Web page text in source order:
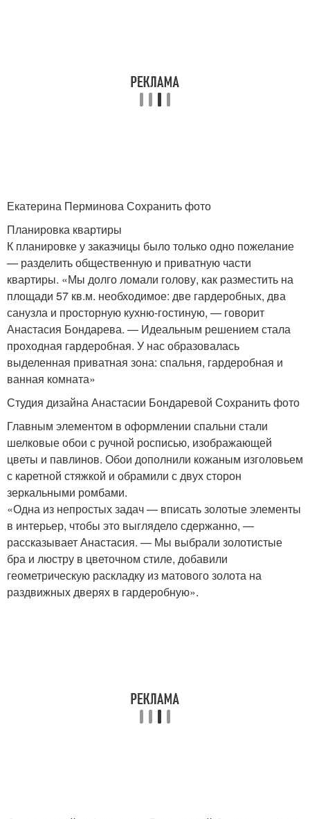
Екатерина Перминова Сохранить фото
Планировка квартиры
К планировке у заказчицы было только одно пожелание
— разделить общественную и приватную части
квартиры. «Мы долго ломали голову, как разместить на
площади 57 кв.м. необходимое: две гардеробных, два
санузла и просторную кухню-гостиную, — говорит
Анастасия Бондарева. — Идеальным решением стала
проходная гардеробная. У нас образовалась
выделенная приватная зона: спальня, гардеробная и
ванная комната»
Студия дизайна Анастасии Бондаревой Сохранить фото
Главным элементом в оформлении спальни стали
шелковые обои с ручной росписью, изображающей
цветы и павлинов. Обои дополнили кожаным изголовьем
с каретной стяжкой и обрамили с двух сторон
зеркальными ромбами.
«Одна из непростых задач — вписать золотые элементы
в интерьер, чтобы это выглядело сдержанно, —
рассказывает Анастасия. — Мы выбрали золотистые
бра и люстру в цветочном стиле, добавили
геометрическую раскладку из матового золота на
раздвижных дверях в гардеробную».